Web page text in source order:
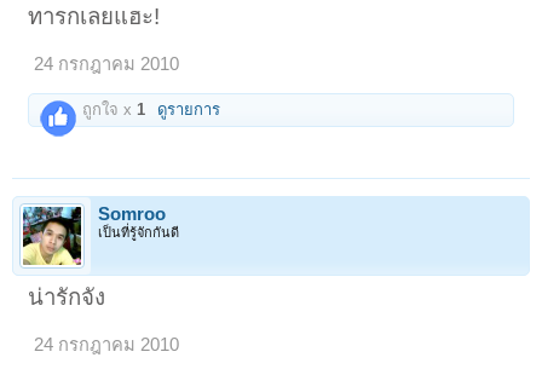
ทารกเลยแฮะ!
24 กรกฎาคม 2010
ถูกใจ x1 ดูรายการ
Somroo
เป็นที่รู้จักกันดี
น่ารักจัง
24 กรกฎาคม 2010